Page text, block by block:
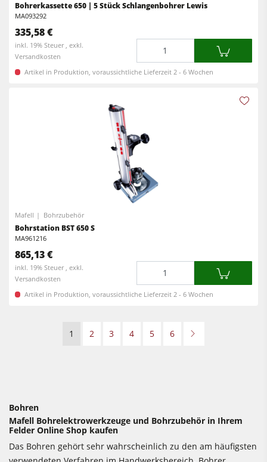
Bohrerkassette 650 | 5 Stück Schlangenbohrer Lewis
MA093292
335,58 €
inkl. 19% Steuer , exkl.
Versandkosten
Artikel in Produktion, voraussichtliche Lieferzeit 2 - 6 Wochen
Mafell Bohrzubehör
Bohrstation BST 650 S
MA961216
865,13 €
inkl. 19% Steuer , exkl.
Versandkosten
Artikel in Produktion, voraussichtliche Lieferzeit 2 - 6 Wochen
1 2 3 4 5 6
Bohren
Mafell Bohrelektrowerkzeuge und Bohrzubehör in Ihrem
Felder Online Shop kaufen
Das Bohren gehört sehr wahrscheinlich zu den am häufigsten